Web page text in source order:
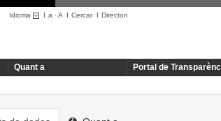
Idioma I a ·A I CercarI Directori
Quant a Portal de